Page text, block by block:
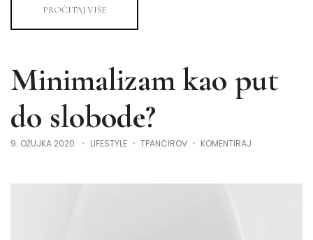
PROČITAJ VIŠE
Minimalizam kao put
do slobode?
9. OŽUJKA 2020. LIFESTYLE TPANCIROV KOMENTIRAJ
DO